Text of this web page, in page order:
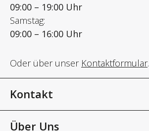
09:00 – 19:00 Uhr
Samstag:
09:00 – 16:00 Uhr
Oder über unser Kontaktformular.
Kontakt
Über Uns